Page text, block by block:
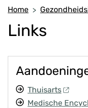
e
g
g
Home
Links
Thuisarts
Medische